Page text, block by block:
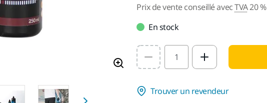
Prix de vente conseillé avecTVA20 %
En stock
Select quantity value
Trouver un revendeur